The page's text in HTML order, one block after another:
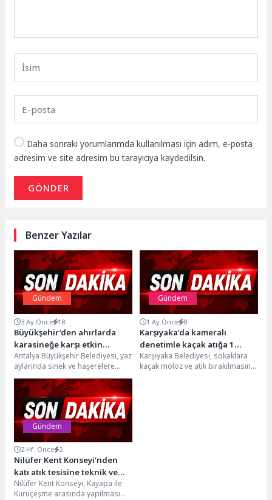
Daha sonraki yorumlarımda kullanılması için adım, e-posta
adresim ve site adresim bu tarayıcıya kaydedilsin.
GÖNDER
Benzer Yazılar
Gündem
3 Ay Önce 18
Büyükşehir’den ahırlarda
karasineğe karşı etkin
mücadele
Antalya Büyükşehir Belediyesi, yaz
aylarında sinek ve haşerelere
karşı popülasyonu azaltmak
amacıyla çalışmalarını yoğun bir...
Gündem
1 Ay Önce 8
Karşıyaka’da kameralı
denetimle kaçak atığa 1
milyon 790 bin TL ceza!
Karşıyaka Belediyesi, sokaklara
kaçak moloz ve atık bırakılmasını
Gündem
2 Hf. Önce 2
Nilüfer Kent Konseyi’nden
katı atık tesisine teknik ve
bilimsel itiraz
Nilüfer Kent Konseyi, Kayapa ile
Kuruçeşme arasında yapılması